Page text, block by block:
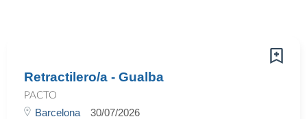
Retractilero/a - Gualba
PACTO
Barcelona 30/07/2026